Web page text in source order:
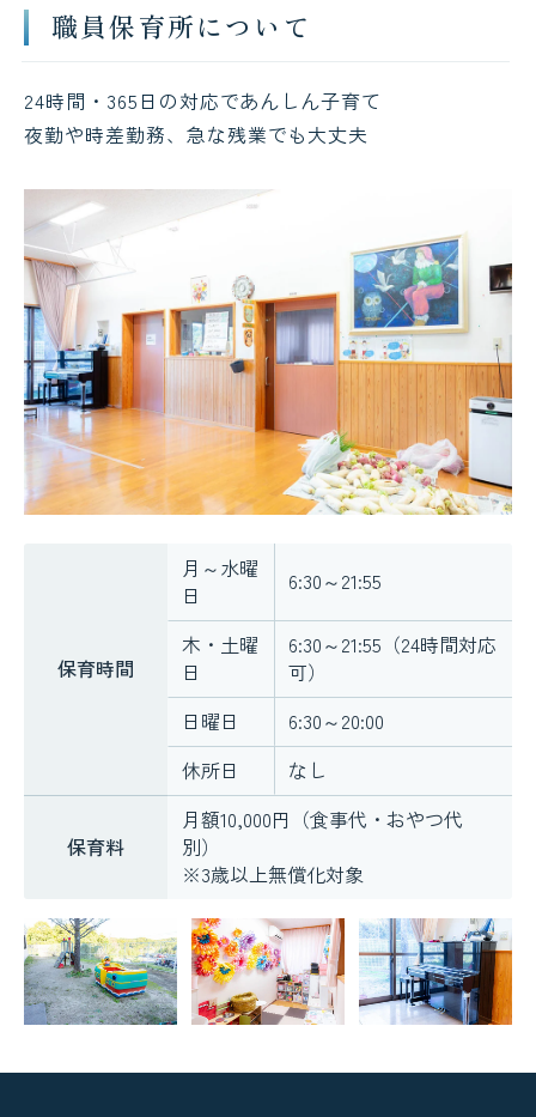
職員保育所について
24時間・365日の対応であんしん子育て
夜勤や時差勤務、急な残業でも大丈夫
保育時間
月～水曜
日
6:30～21:55
木・土曜
日
6:30～21:55（24時間対応
可）
日曜日
6:30～20:00
休所日
なし
保育料
月額10,000円（食事代・おやつ代
別）
※3歳以上無償化対象